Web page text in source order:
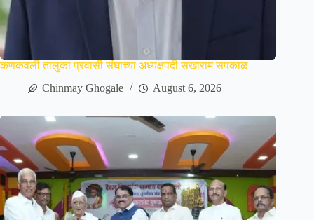
कणकवली तालुका प्रवासी संघाच्या अध्यक्षपदी सखाराम सपकाळ
Chinmay Ghogale
August 6, 2026